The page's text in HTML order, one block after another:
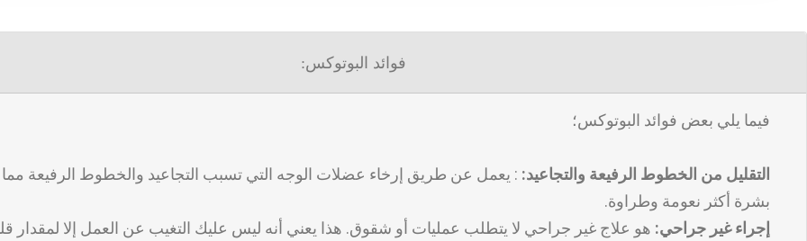
فوائد البوتوكس:
فيما يلي بعض فوائد البوتوكس؛
التقليل من الخطوط الرفيعة والتجاعيد: : يعمل عن طريق إرخاء عضلات الوجه التي تسبب التجاعيد والخطوط الرفيعة
بشرة أكثر نعومة وطراوة.
إجراء غير جراحي: هو علاج غير جراحي لا يتطلب عمليات أو شقوق. هذا يعني أنه ليس عليك التغيب عن العمل إلا لمقدار